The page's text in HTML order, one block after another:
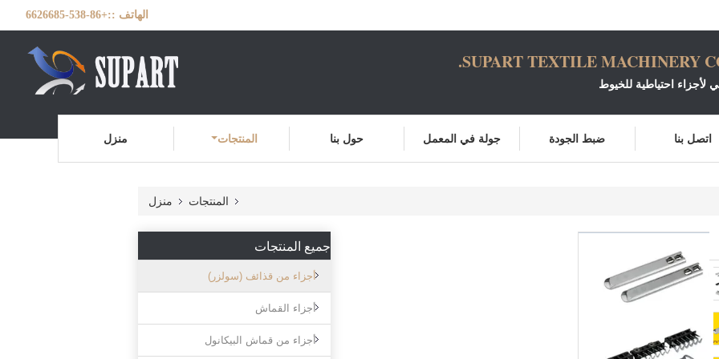
الهاتف ::+86-538-6626685
SUPART TEXTILE MACHINERY
لأجزاء احتياطية للخيوط
منزل المنتجات حول بنا جولة في المعمل ضبط الجودة اتصل بنا
منزل المنتجات
جميع المنتجات
أجزاء من قذائف (سولزر)
أجزاء القماش
أجزاء من قماش البيكانول